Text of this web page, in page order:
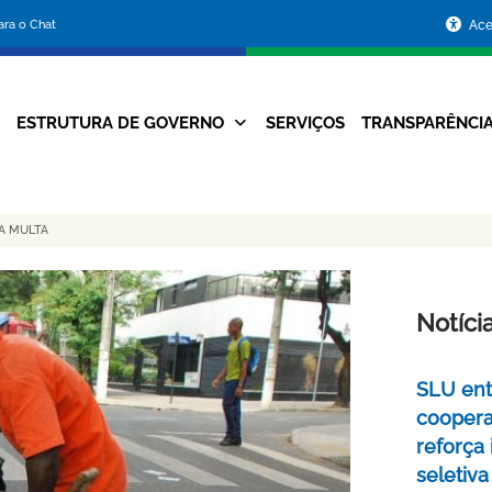
o Chat
da
Prefeitura
Navegação
ESTRUTURA DE GOVERNO SERVIÇOS
MULTA
SLU
reforça
seletiva